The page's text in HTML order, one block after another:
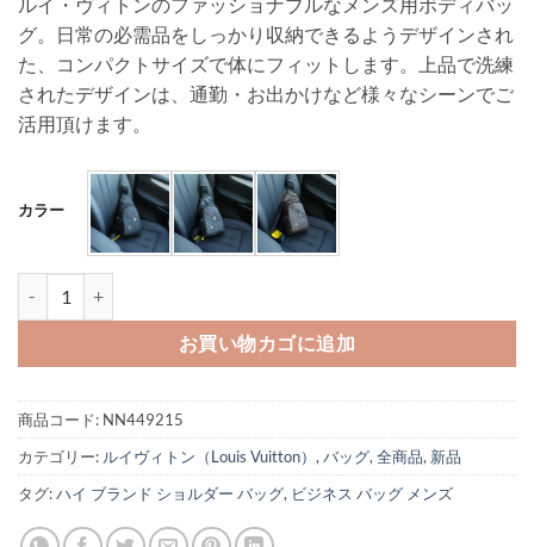
グ。日常の必需品をしっかり収納できるようデザインされ
た、コンパクトサイズで体にフィットします。上品で洗練
されたデザインは、通勤・お出かけなど様々なシーンでご
活用頂けます。
カラー
お買い物カゴに追加
商品コード: NN449215
カテゴリー: ルイヴィトン（Louis Vuitton） ,バッグ,全商品, 新品
タグ:ハイ ブランド ショルダー バッグ, ビジネス バッグ メンズ